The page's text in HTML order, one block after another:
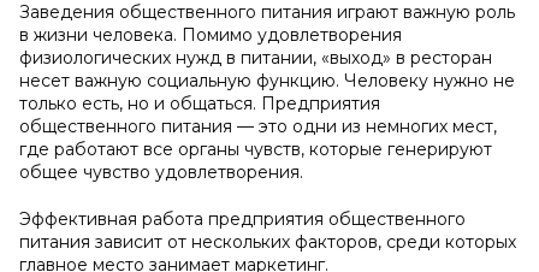
Заведения общественного питания играют важную роль
в жизни человека. Помимо удовлетворения
физиологических нужд в питании, «выход» в ресторан
несет важную социальную функцию. Человеку нужно не
только есть, но и общаться. Предприятия
общественного питания — это одни из немногих мест,
где работают все органы чувств, которые генерируют
общее чувство удовлетворения.
Эффективная работа предприятия общественного
питания зависит от нескольких факторов, среди которых
главное место занимает маркетинг.